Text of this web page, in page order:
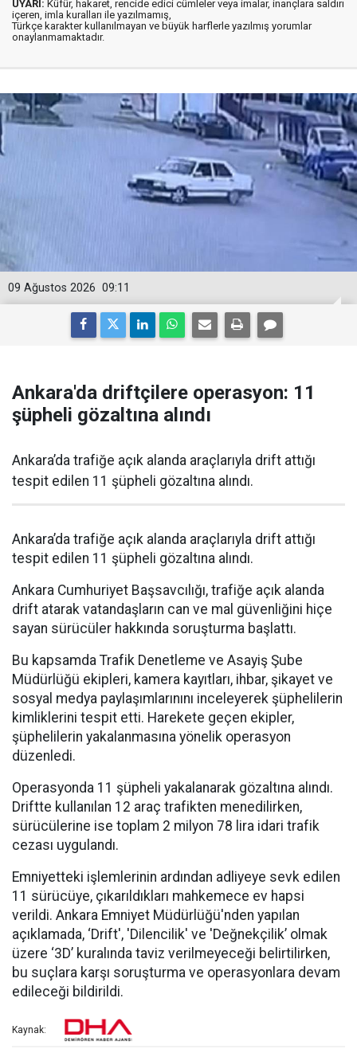
UYARI: Küfür, hakaret, rencide edici cümleler veya imalar, inançlara saldırı
içeren, imla kuralları ile yazılmamış,
Türkçe karakter kullanılmayan ve büyük harflerle yazılmış yorumlar
onaylanmamaktadır.
09:11
09 Ağustos 2026
Ankara'da driftçilere operasyon: 11
şüpheli gözaltına alındı
Ankara’da trafiğe açık alanda araçlarıyla drift attığı
tespit edilen 11 şüpheli gözaltına alındı.
Ankara’da trafiğe açık alanda araçlarıyla drift attığı
tespit edilen 11 şüpheli gözaltına alındı.
Ankara Cumhuriyet Başsavcılığı, trafiğe açık alanda
drift atarak vatandaşların can ve mal güvenliğini hiçe
sayan sürücüler hakkında soruşturma başlattı.
Bu kapsamda Trafik Denetleme ve Asayiş Şube
Müdürlüğü ekipleri, kamera kayıtları, ihbar, şikayet ve
sosyal medya paylaşımlarınını inceleyerek şüphelilerin
kimliklerini tespit etti. Harekete geçen ekipler,
şüphelilerin yakalanmasına yönelik operasyon
düzenledi.
Operasyonda 11 şüpheli yakalanarak gözaltına alındı.
Driftte kullanılan 12 araç trafikten menedilirken,
sürücülerine ise toplam 2 milyon 78 lira idari trafik
cezası uygulandı.
Emniyetteki işlemlerinin ardından adliyeye sevk edilen
11 sürücüye, çıkarıldıkları mahkemece ev hapsi
verildi. Ankara Emniyet Müdürlüğü'nden yapılan
açıklamada, ‘Drift', 'Dilencilik' ve 'Değnekçilik’ olmak
üzere ‘3D’ kuralında taviz verilmeyeceği belirtilirken,
bu suçlara karşı soruşturma ve operasyonlara devam
edileceği bildirildi.
Kaynak: